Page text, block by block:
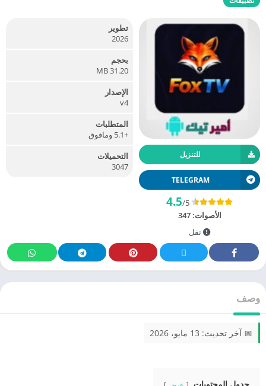
للتنزيل
TELEGRAM
4.5/5
الأصوات:347
نقل
تطوير
2026
بحجم
31.20 MB
الإصدار
v4
المتطلبات
+5.1 ومافوق
التحميلات
3047
وصف
📅 آخر تحديث: 13 مايو، 2026
جدول المحتويات